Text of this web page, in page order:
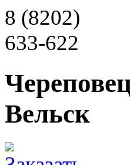
8 (8202)
633-622
Вельск